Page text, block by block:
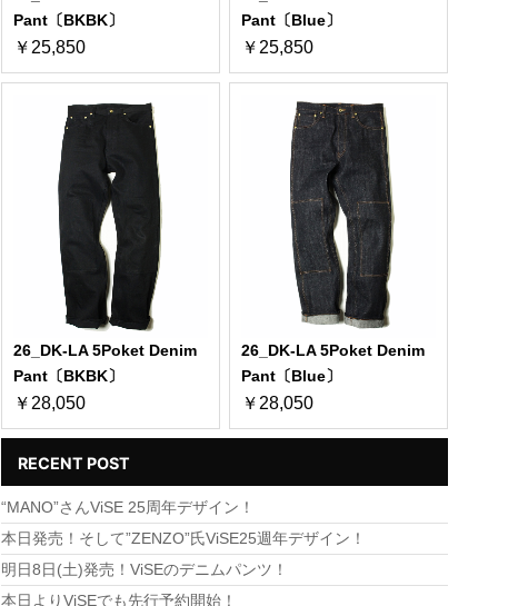
Pant〔BKBK〕
￥25,850
Pant〔Blue〕
￥25,850
26_DK-LA 5Poket Denim
Pant〔BKBK〕
￥28,050
26_DK-LA 5Poket Denim
Pant〔Blue〕
￥28,050
RECENT POST
“MANO”さんViSE 25周年デザイン！
本日発売！そして”ZENZO”氏ViSE25週年デザイン！
明日8日(土)発売！ViSEのデニムパンツ！
本日よりViSEでも先行予約開始！